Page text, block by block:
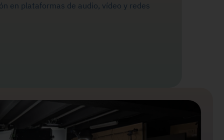
en plataformas de audio, vídeo y redes